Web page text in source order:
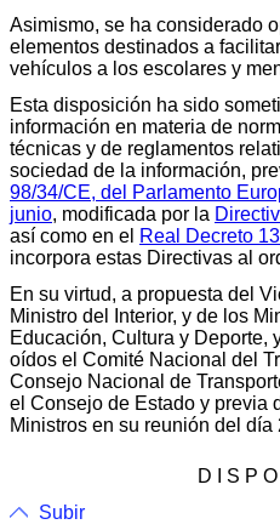
Asimismo, se ha considerado
elementos destinados a
vehículos a los escolares y
Esta disposición ha sido
información en materia de
técnicas y de reglamentos
sociedad de la información,
98/34/CE, del Parlamento
junio, modificada por la
así como en el Real Decreto
incorpora estas Directivas al
En su virtud, a propuesta del
Ministro del Interior, y de los
Educación, Cultura y Deporte,
oídos el Comité Nacional del
Consejo Nacional de
el Consejo de Estado y previa
Ministros en su reunión del día
D I S P
Subir